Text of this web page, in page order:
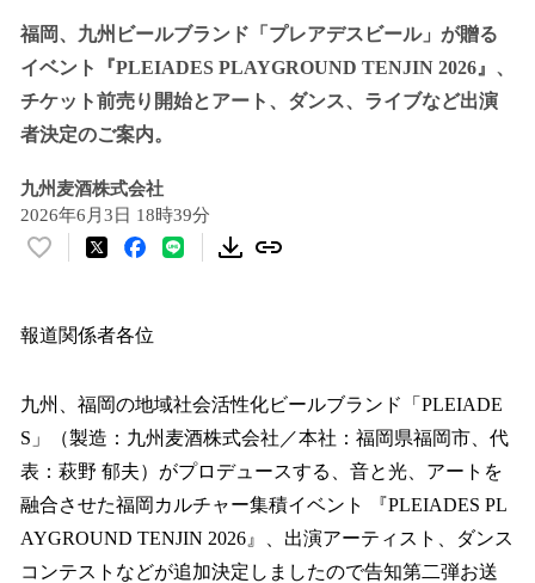
福岡、九州ビールブランド「プレアデスビール」が贈る
イベント『PLEIADES PLAYGROUND TENJIN 2026』、
チケット前売り開始とアート、ダンス、ライブなど出演
者決定のご案内。
九州麦酒株式会社
2026年6月3日 18時39分
い
！
読
み
み
中
で
報道関係者各位
九州、福岡の地域社会活性化ビールブランド「PLEIADE
S」（製造：九州麦酒株式会社／本社：福岡県福岡市、代
表：萩野 郁夫）がプロデュースする、音と光、アートを
融合させた福岡カルチャー集積イベント 『PLEIADES PL
AYGROUND TENJIN 2026』、出演アーティスト、ダンス
コンテストなどが追加決定しましたので告知第二弾お送